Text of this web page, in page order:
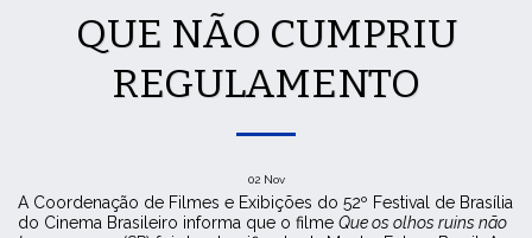
QUE NÃO CUMPRIU
REGULAMENTO
02 Nov
A Coordenação de Filmes e Exibições do 52º Festival de Brasília
do Cinema Brasileiro informa que o filme Que os olhos ruins não